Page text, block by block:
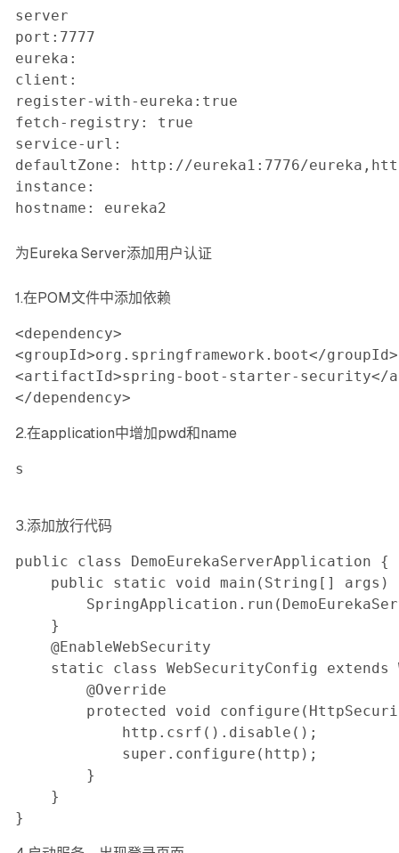
server
port:7777
eureka:
client:
register-with-eureka:true
fetch-registry: true
service-url:
defaultZone: http://eureka1:7776/
instance:
hostname: eureka2
为Eureka Server添加用户认证
1.在POM文件中添加依赖
<dependency>
<groupId>org.springframework.boot</groupId>
<artifactId>spring-boot-starter-security</
</dependency>
2.在application中增加pwd和name
s
3.添加放行代码
public class DemoEurekaServerApplication {
public static void main(String[] args)
    }
    @EnableWebSecurity
static class WebSecurityConfig extends
        @Override
protected void
            http.csrf().disable();
            super.configure(http);
        }
    }
}